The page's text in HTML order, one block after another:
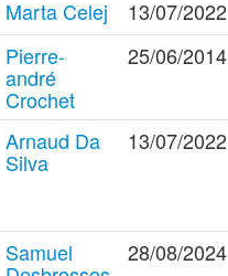
Marta Celej
13/07/2022
Pierre-
andré
Crochet
25/06/2014
Arnaud Da
Silva
13/07/2022
Samuel 28/08/2024